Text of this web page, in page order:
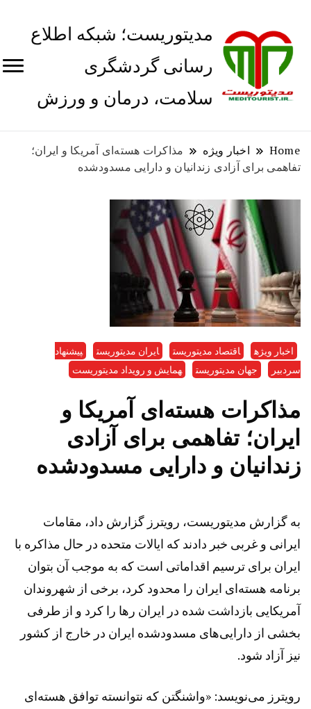
مدیتوریست؛ شبکه اطلاع
رسانی گردشگری
سلامت، درمان و ورزش
Home اخبار ویژه
مذاکرات هسته‌ای آمریکا و ایران؛
تفاهمی برای آزادی زندانیان و دارایی‌ مسدودشده
اخبار ویژه اقتصاد مدیتوریست ایران مدیتوریست
پیشنهاد
سردبیر
جهان مدیتوریست همایش و رویداد مدیتوریست
مذاکرات هسته‌ای آمریکا و
ایران؛ تفاهمی برای آزادی
زندانیان و دارایی‌ مسدودشده
به گزارش مدیتوریست، رویترز گزارش داد، مقامات
ایرانی و غربی خبر دادند که ایالات متحده در حال مذاکره با
ایران برای ترسیم اقداماتی است که به موجب آن بتوان
برنامه هسته‌ای ایران را محدود کرد، برخی از شهروندان
آمریکایی بازداشت شده در ایران رها را کرد و از طرفی
بخشی از دارایی‌های مسدودشده ایران در خارج از کشور
نیز آزاد شود.
رویترز می‌نویسد: «واشنگتن که نتوانسته توافق هسته‌ای